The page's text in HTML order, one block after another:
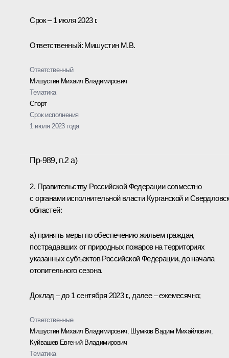
Срок – 1 июля 2023 г.
Ответственный: Мишустин М.В.
Ответственный
Мишустин Михаил Владимирович
Тематика
Спорт
Срок исполнения
1 июля 2023 года
Пр-989, п.2 а)
2. Правительству Российской Федерации совместно
с органами исполнительной власти Курганской и
областей:
а) принять меры по обеспечению жильем граждан,
пострадавших от природных пожаров на территориях
указанных субъектов Российской Федерации, до начала
отопительного сезона.
Доклад – до 1 сентября 2023 г., далее – ежемесячно;
Ответственные
Мишустин Михаил Владимирович Шумков Вадим Михайлович
Куйвашев Евгений Владимирович
Тематика